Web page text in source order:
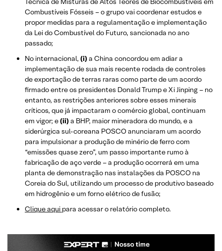
Combustíveis Fósseis – o grupo vai coordenar estudos e
propor medidas para a regulamentação e implementação
da Lei do Combustível do Futuro, sancionada no ano
passado;
No internacional, (i)a China concordou em adiar a
implementação de sua mais recente rodada de controles
de exportação de terras raras como parte de um acordo
firmado entre os presidentes Donald Trump e Xi Jinping – no
entanto, as restrições anteriores sobre esses minerais
críticos, que já impactaram o comércio global, continuam
em vigor; e(ii)a BHP, maior mineradora do mundo, e a
siderúrgica sul-coreana POSCO anunciaram um acordo
para impulsionar a produção de minério de ferro com
“emissões quase zero”, um passo importante rumo à
fabricação de aço verde – a produção ocorrerá em uma
planta de demonstração nas instalações da POSCO na
Coreia do Sul, utilizando um processo de produtivo baseado
em hidrogênio e um forno elétrico de fusão;
Clique aqui para acessar o relatório completo.